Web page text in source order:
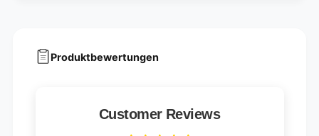
Produktbewertungen
Customer Reviews